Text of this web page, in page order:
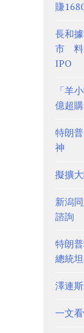
賺
長和
市 料
IPO
「羊
億超
特朗
神
擬擴
新潟
諮詢
特朗
總統
澤連
一文